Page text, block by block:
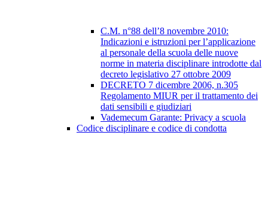
C.M. n°88 dell’8 novembre 2010:
Indicazioni e istruzioni per l’applicazione
al personale della scuola delle nuove
norme in materia disciplinare introdotte dal
decreto legislativo 27 ottobre 2009
DECRETO 7 dicembre 2006, n.305
Regolamento MIUR per il trattamento dei
dati sensibili e giudiziari
Vademecum Garante: Privacy a scuola
Codice disciplinare e codice di condotta